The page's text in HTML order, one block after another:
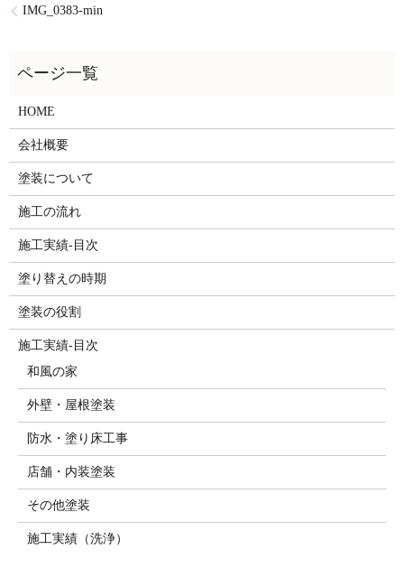
IMG_0383-min
HOME
会社概要
塗装について
施工の流れ
施工実績-目次
塗り替えの時期
塗装の役割
施工実績-目次
和風の家
外壁・屋根塗装
防水・塗り床工事
店舗・内装塗装
その他塗装
施工実績（洗浄）